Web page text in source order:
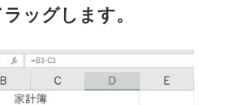
ッグします。